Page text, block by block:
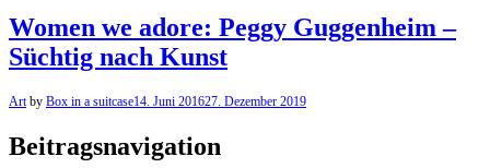
Women we adore: Peggy Guggenheim –
Süchtig nach Kunst
Artby Box in a suitcase14. Juni 201627. Dezember 2019
Beitragsnavigation